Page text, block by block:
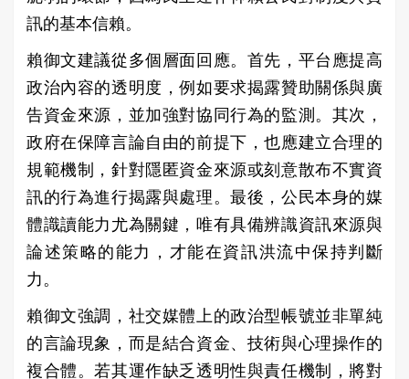
訊的基本信賴。
賴御文建議從多個層面回應。首先，平台應提高
政治內容的透明度，例如要求揭露贊助關係與廣
告資金來源，並加強對協同行為的監測。其次，
政府在保障言論自由的前提下，也應建立合理的
規範機制，針對隱匿資金來源或刻意散布不實資
訊的行為進行揭露與處理。最後，公民本身的媒
體識讀能力尤為關鍵，唯有具備辨識資訊來源與
論述策略的能力，才能在資訊洪流中保持判斷
力。
賴御文強調，社交媒體上的政治型帳號並非單純
的言論現象，而是結合資金、技術與心理操作的
複合體。若其運作缺乏透明性與責任機制，將對